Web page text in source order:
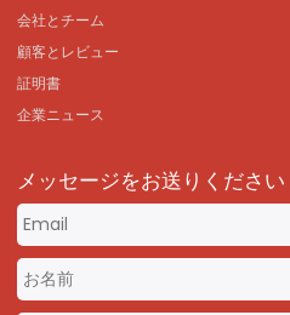
会社とチーム
顧客とレビュー
証明書
企業ニュース
メッセージをお送りください